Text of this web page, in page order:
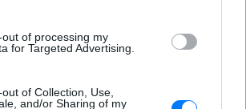
of processing my
for Targeted Advertising.
of Collection, Use,
and/or Sharing of my
αστυνομικό τμήμα αποκαλύπτει τη
συμπεριφορά της λίγο μετά τη μοιραία
Τροχαίο στις Σέρρες: «Έχασα τη